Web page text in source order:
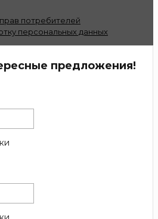
потребителей
персональных данных
предложения!